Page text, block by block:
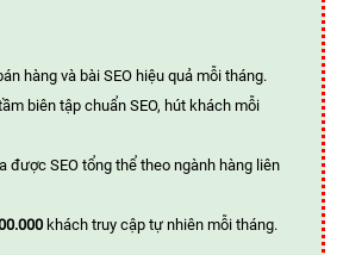
hàng và bài SEO hiệu quả mỗi tháng.
biên tập chuẩn SEO, hút khách mỗi
được SEO tổng thể theo ngành hàng liên
khách truy cập tự nhiên mỗi tháng.